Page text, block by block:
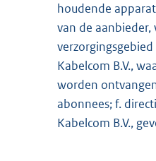
houdende
van de
Kabelcom B.V.,
worden
abonnees; f.
Kabelcom B.V.,